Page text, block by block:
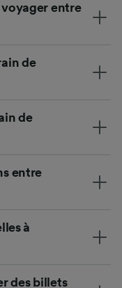
entre
de
de
entre
à
des billets